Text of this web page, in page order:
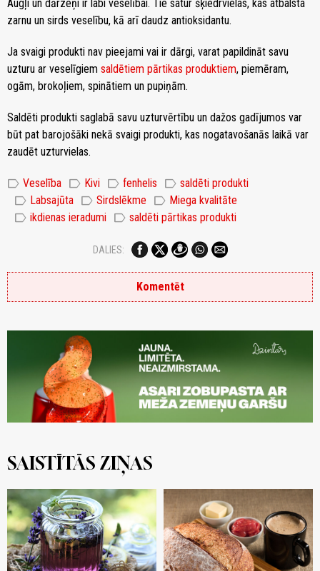
Augļi un dārzeņi ir labi veselībai. Tie satur šķiedrvielas, kas atbalsta
zarnu un sirds veselību, kā arī daudz antioksidantu.
Ja svaigi produkti nav pieejami vai ir dārgi, varat papildināt savu
uzturu ar veselīgiem saldētiem pārtikas produktiem, piemēram,
ogām, brokoļiem, spinātiem un pupiņām.
Saldēti produkti saglabā savu uzturvērtību un dažos gadījumos var
būt pat barojošāki nekā svaigi produkti, kas nogatavošanās laikā var
zaudēt uzturvielas.
label Veselība label Kivi label fenhelis label saldēti produkti
label Labsajūta label Sirdslēkme label Miega kvalitāte
label ikdienas ieradumi label saldēti pārtikas produkti
DALIES:
Komentēt
SAISTĪTĀS ZIŅAS